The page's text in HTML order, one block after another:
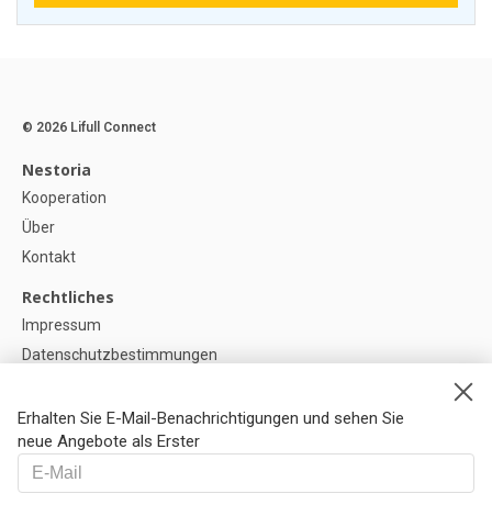
Erhalten Sie E-Mail-Benachrichtigungen und sehen Sie
neue Angebote als Erster
© 2026 Lifull Connect
Nestoria
Kooperation
Über
Kontakt
Rechtliches
Impressum
Datenschutzbestimmungen
Cookie-Einstellunge
Hilfe
FAQ